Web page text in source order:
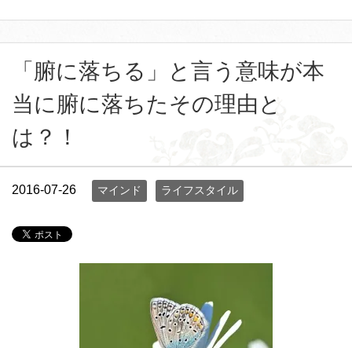
「腑に落ちる」と言う意味が本
当に腑に落ちたその理由と
は？！
2016-07-26 マインド ライフスタイル